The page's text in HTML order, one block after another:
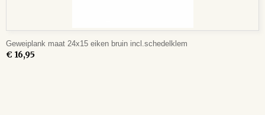
Geweiplank maat 24x15 eiken bruin incl.schedelklem
€ 16,95